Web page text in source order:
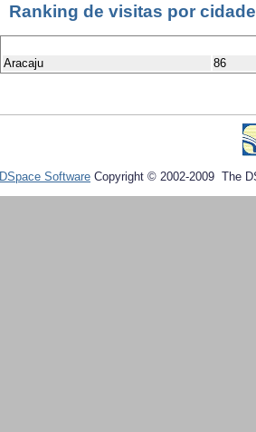
Ranking de visitas por
Aracaju 86
DSpace Software Copyright © 2002-2009 The